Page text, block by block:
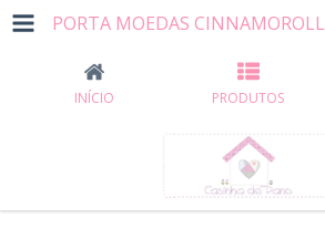
PORTA MOEDAS CINNAMOROLL
INÍCIO PRODUTOS